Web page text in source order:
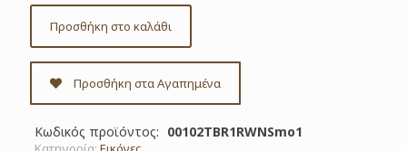
Προσθήκη στο καλάθι
Προσθήκη στα Αγαπημένα
Κωδικός προϊόντος: 00102TBR1RWNSmo1